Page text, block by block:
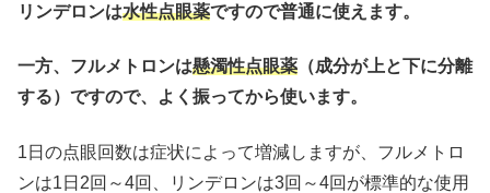
リンデロンは水性点眼薬ですので普通に使えます。
一方、フルメトロンは懸濁性点眼薬 （成分が上と下に分離
する）ですので、よく振ってから使います。
1日の点眼回数は症状によって増減しますが、フルメトロ
ンは1日2回～4回、リンデロンは3回～4回が標準的な使用